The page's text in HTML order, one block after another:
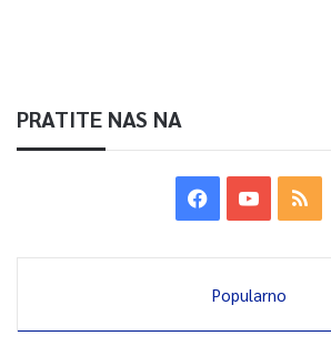
PRATITE NAS NA
Popularno